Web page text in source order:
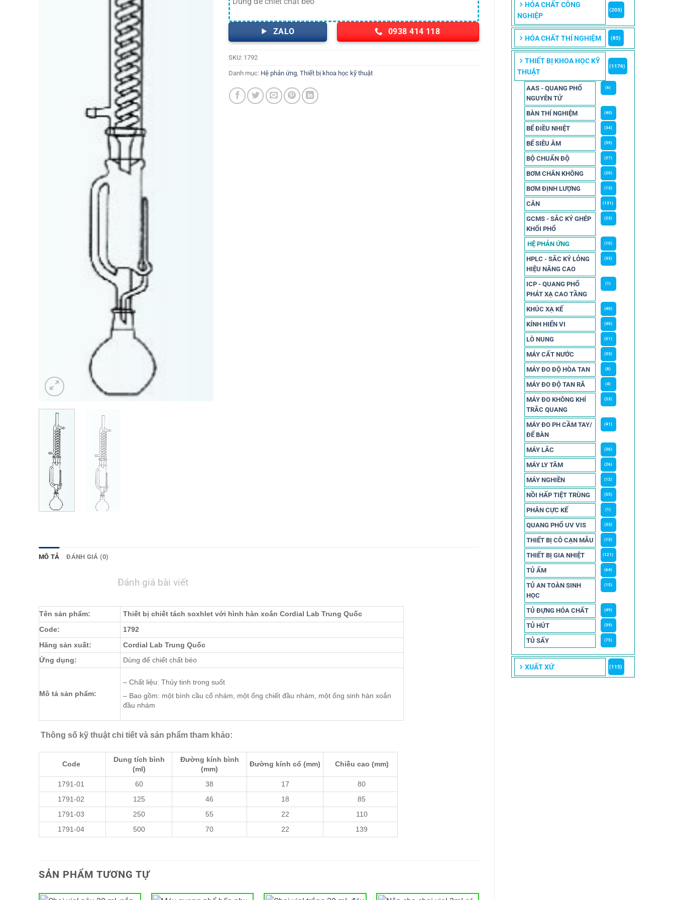
HÓA CHẤT CÔNG
NGHIỆP
(203)
HÓA CHẤT THÍ NGHIỆM (85)
THIẾT BỊ KHOA HỌC KỸ
THUẬT
(1176)
AAS - QUANG PHỔ
NGUYÊN TỬ
(6)
BÀN THÍ NGHIỆM (40)
BỂ ĐIỀU NHIỆT (34)
BỂ SIÊU ÂM (59)
BỘ CHUẨN ĐỘ (27)
BƠM CHÂN KHÔNG (20)
BƠM ĐỊNH LƯỢNG (13)
CÂN (131)
GCMS - SẮC KÝ GHÉP
KHỐI PHỔ
(23)
HỆ PHẢN ỨNG (10)
HPLC - SẮC KÝ LỎNG
HIỆU NĂNG CAO
(33)
ICP - QUANG PHỔ
PHÁT XẠ CAO TẦNG
(1)
KHÚC XẠ KẾ (40)
KÍNH HIỂN VI (40)
LÒ NUNG (51)
MÁY CẤT NƯỚC (33)
MÁY ĐO ĐỘ HÒA TAN (8)
MÁY ĐO ĐỘ TAN RÃ (4)
MÁY ĐO KHÔNG KHÍ
TRẮC QUANG
(23)
MÁY ĐO PH CẦM TAY/
ĐỂ BÀN
(41)
MÁY LẮC (36)
MÁY LY TÂM (26)
MÁY NGHIỀN (12)
NỒI HẤP TIỆT TRÙNG (55)
PHÂN CỰC KẾ (1)
QUANG PHỔ UV VIS (33)
THIẾT BỊ CÔ CẠN MẪU (13)
THIẾT BỊ GIA NHIỆT (121)
TỦ ẤM (64)
TỦ AN TOÀN SINH
HỌC
(15)
TỦ ĐỰNG HÓA CHẤT (49)
TỦ HÚT (39)
TỦ SẤY (75)
XUẤT XỨ (115)
ZALO 0938 414 118
SKU: 1792
Danh mục: Hệ phản ứng, Thiết bị khoa học kỹ thuật
MÔ TẢ ĐÁNH GIÁ (0)
Đánh giá bài viết
Tên sản phẩm:
Thiết bị chiết tách soxhlet với hình hàn xoắn Cordial Lab Trung Quốc
Code:
1792
Hãng sản xuất:
Cordial Lab Trung Quốc
Ứng dụng:
Dùng để chiết chất béo
Mô tả sản phẩm:
– Chất liệu: Thủy tinh trong suốt
– Bao gồm: một bình cầu cổ nhám, một ống chiết đầu nhám, một ống sinh hàn xoắn
đầu nhám
Thông số kỹ thuật chi tiết và sản phẩm tham khảo:
Code
Dung tích bình
(ml)
Đường kính bình
(mm)
Đường kính cổ (mm) Chiều cao (mm)
1791-01 60 38 17
80
1791-02
125 46 18
85
1791-03
250 55 22
110
1791-04
500 70 22 139
SẢN PHẨM TƯƠNG TỰ